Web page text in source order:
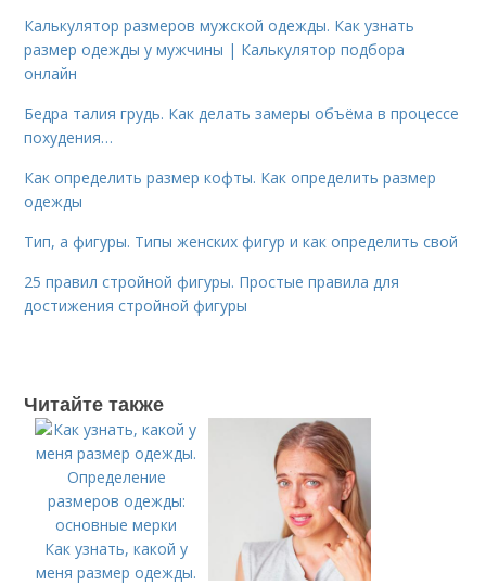
Калькулятор размеров мужской одежды. Как узнать
размер одежды у мужчины | Калькулятор подбора
онлайн
Бедра талия грудь. Как делать замеры объёма в процессе
похудения…
Как определить размер кофты. Как определить размер
одежды
Тип, а фигуры. Типы женских фигур и как определить свой
25 правил стройной фигуры. Простые правила для
достижения стройной фигуры
Читайте также
Как узнать, какой у
меня размер одежды.